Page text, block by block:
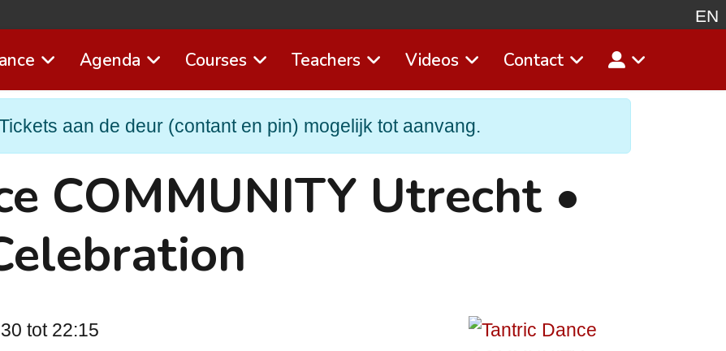
Agenda Courses Teachers Videos Contact
EN
aan de deur (contant en pin) mogelijk tot aanvang.
COMMUNITY Utrecht •
tot 22:15